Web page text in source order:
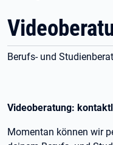
Berufs- und
Videoberatung:
Momentan können wir